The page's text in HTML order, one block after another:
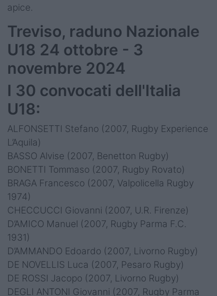
apice.
Treviso, raduno Nazionale
U18 24 ottobre - 3
novembre 2024
I 30 convocati dell'Italia
U18:
ALFONSETTI Stefano (2007, Rugby Experience
L’Aquila)
BASSO Alvise (2007, Benetton Rugby)
BONETTI Tommaso (2007, Rugby Rovato)
BRAGA Francesco (2007, Valpolicella Rugby
1974)
CHECCUCCI Giovanni (2007, U.R. Firenze)
D’AMICO Manuel (2007, Rugby Parma F.C.
1931)
D’AMMANDO Edoardo (2007, Livorno Rugby)
DE NOVELLIS Luca (2007, Pesaro Rugby)
DE ROSSI Jacopo (2007, Livorno Rugby)
DEGLI ANTONI Giovanni (2007, Rugby Parma